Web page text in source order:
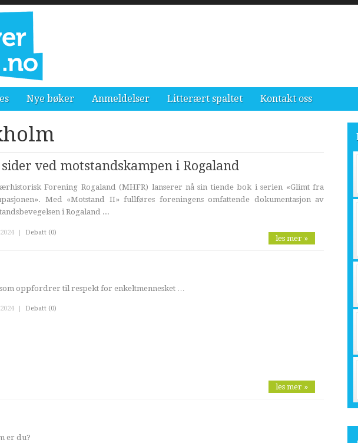
Nye bøker Anmeldelser Litterært spaltet Kontakt oss
ved motstandskampen i Rogaland
Forening Rogaland (MHFR) lanserer nå sin tiende bok i serien «Glimt fra
Med «Motstand II» fullføres foreningens omfattende dokumentasjon av
i Rogaland ...
| Debatt (0)
les mer »
oppfordrer til respekt for enkeltmennesket …
Debatt (0)
les mer »
er du?